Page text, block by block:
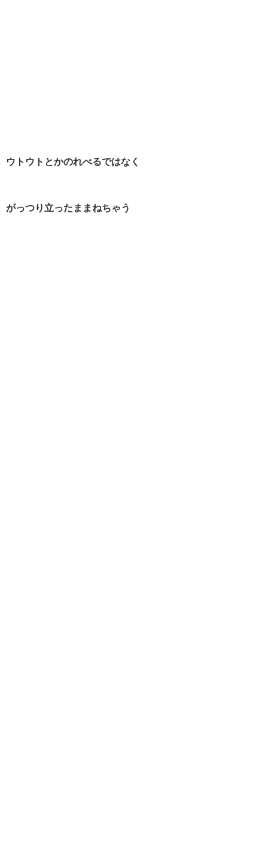
ウトウトとかのれべるではなく
がっつり立ったままねちゃう